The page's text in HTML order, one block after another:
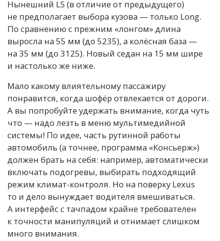
Нынешний LS (в отличие от предыдущего)
не предполагает выбора кузова — только Long.
По сравнению с прежним «лонгом» длина
выросла на 55 мм (до 5235), а колёсная база —
на 35 мм (до 3125). Новый седан на 15 мм шире
и настолько же ниже.
Мало какому влиятельному пассажиру
понравится, когда шофёр отвлекается от дороги.
А вы попробуйте удержать внимание, когда чуть
что — надо лезть в меню мультимедийной
системы! По идее, часть рутинной работы
автомобиль (а точнее, программа «Консьерж»)
должен брать на себя: например, автоматически
включать подогревы, выбирать подходящий
режим климат-контроля. Но на поверку Lexus
то и дело вынуждает водителя вмешиваться.
А интерфейс с тачпадом крайне требователен
к точности манипуляций и отнимает слишком
много внимания.